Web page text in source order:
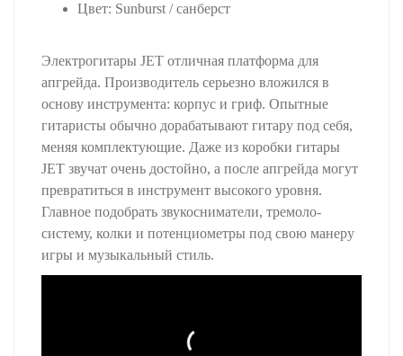
Цвет: Sunburst / санберст
Электрогитары JET отличная платформа для
апгрейда. Производитель серьезно вложился в
основу инструмента: корпус и гриф. Опытные
гитаристы обычно дорабатывают гитару под себя,
меняя комплектующие. Даже из коробки гитары
JET звучат очень достойно, а после апгрейда могут
превратиться в инструмент высокого уровня.
Главное подобрать звукосниматели, тремоло-
систему, колки и потенциометры под свою манеру
игры и музыкальный стиль.